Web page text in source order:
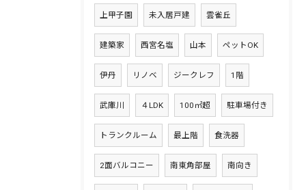
上甲子園 未入居戸建 雲雀丘
建築家 西宮名塩 山本 ペットOK
伊丹 リノベ ジークレフ 1階
武庫川 ４LDK 100㎡超 駐車場付き
トランクルーム 最上階 食洗器
2面バルコニー 南東角部屋 南向き